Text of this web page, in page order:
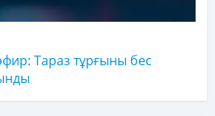
Тараз тұрғыны бес